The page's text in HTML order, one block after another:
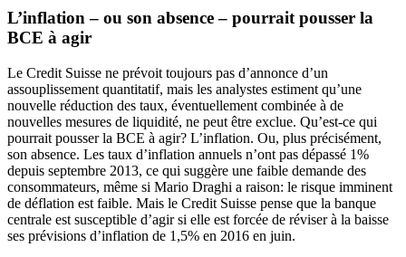
L’inflation – ou son absence – pourrait pousser la
BCE à agir
Le Credit Suisse ne prévoit toujours pas d’annonce d’un
assouplissement quantitatif, mais les analystes estiment qu’une
nouvelle réduction des taux, éventuellement combinée à de
nouvelles mesures de liquidité, ne peut être exclue. Qu’est-ce qui
pourrait pousser la BCE à agir? L’inflation. Ou, plus précisément,
son absence. Les taux d’inflation annuels n’ont pas dépassé 1%
depuis septembre 2013, ce qui suggère une faible demande des
consommateurs, même si Mario Draghi a raison: le risque imminent
de déflation est faible. Mais le Credit Suisse pense que la banque
centrale est susceptible d’agir si elle est forcée de réviser à la baisse
ses prévisions d’inflation de 1,5% en 2016 en juin.